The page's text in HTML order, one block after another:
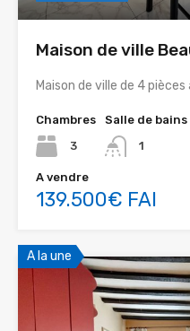
Maison de ville
Maison de ville de 4
Chambres
3
Salle de bains
1
A vendre
139.500€ FAI
A la une